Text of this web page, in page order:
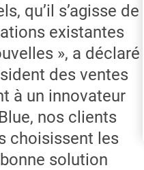
qu’il s’agisse de
existantes
», a déclaré
des ventes
à un innovateur
nos clients
choisissent les
solution